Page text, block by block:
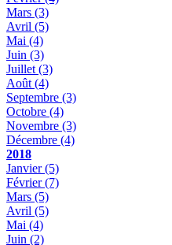
Mars (3)
Avril (5)
Mai (4)
Juin (3)
Juillet (3)
Août (4)
Septembre (3)
Octobre (4)
Novembre (3)
Décembre (4)
2018
Janvier(5)
Février(7)
Mars (5)
Avril (5)
Mai (4)
Juin (2)